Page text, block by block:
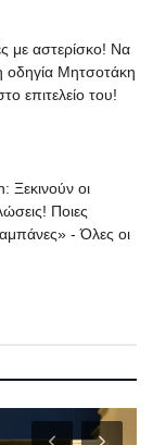
με αστερίσκο! Να
οδηγία Μητσοτάκη
επιτελείο του!
Ξεκινούν οι
Ποιες
- Όλες οι